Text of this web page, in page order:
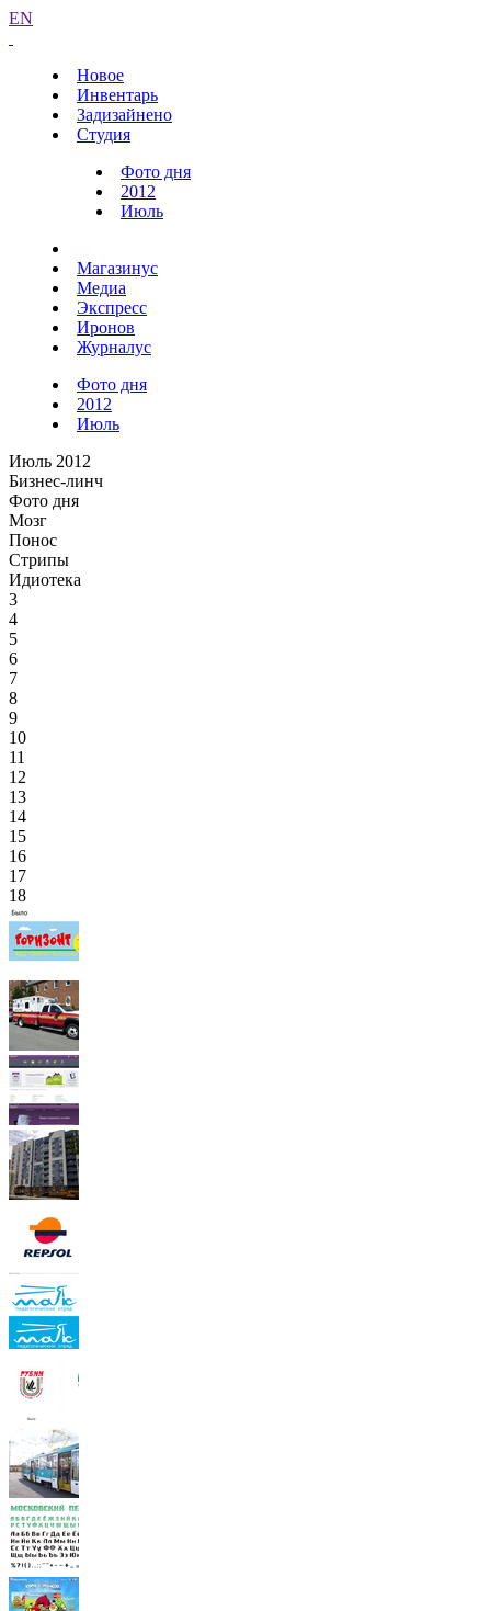
EN
Новое
Инвентарь
Задизайнено
Студия
Фото дня
2012
Июль
Магазинус
Медиа
Экспресс
Иронов
Журналус
Фото дня
2012
Июль
Июль 2012
Бизнес-линч
Фото дня
Мозг
Понос
Стрипы
Идиотека
3
4
5
6
7
8
9
10
11
12
13
14
15
16
17
18